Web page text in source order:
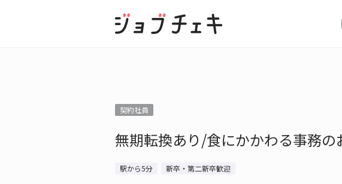
契約社員
無期転換あり/食にかかわる事務
駅から5分 新卒・第二新卒歓迎